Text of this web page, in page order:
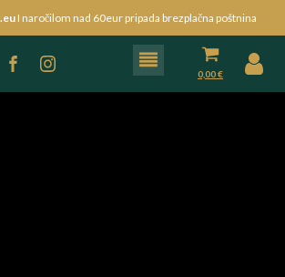
I naročilom nad 60eur pripada brezplačna poštnina
0,00€